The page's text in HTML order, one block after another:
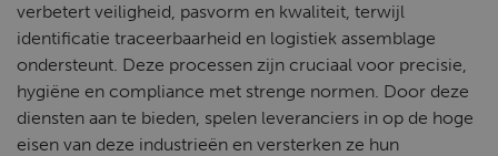
verbetert veiligheid, pasvorm en kwaliteit, terwijl
identificatie traceerbaarheid en logistiek assemblage
ondersteunt. Deze processen zijn cruciaal voor precisie,
hygiëne en compliance met strenge normen. Door deze
diensten aan te bieden, spelen leveranciers in op de hoge
eisen van deze industrieën en versterken ze hun